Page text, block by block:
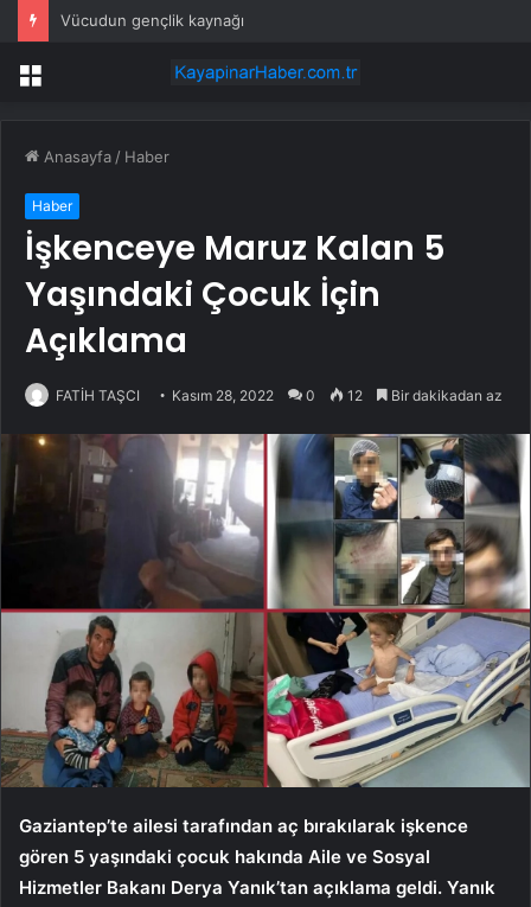
Vücudun gençlik kaynağı
Menü
Anasayfa / Haber
Haber
İşkenceye Maruz Kalan 5
Yaşındaki Çocuk İçin
Açıklama
FATİH TAŞCI Kasım 28, 2022 0 12 Bir dakikadan az
Gaziantep’te ailesi tarafından aç bırakılarak işkence
gören 5 yaşındaki çocuk hakında Aile ve Sosyal
Hizmetler Bakanı Derya Yanık’tan açıklama geldi. Yanık